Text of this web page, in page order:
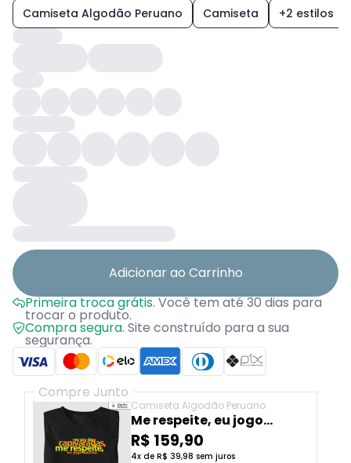
Camiseta Algodão Peruano Camiseta +2 estilos
Adicionar ao Carrinho
Primeira troca grátis.Você tem até 30 dias para
trocar o produto.
Compra segura. Site construído para a sua
segurança.
Compre Junto
Camiseta Algodão Peruano
Me respeite, eu jogo
xadrez
R$ 159,90
4x de R$ 39,98 sem juros